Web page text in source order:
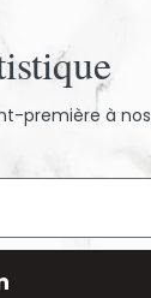
première à nos